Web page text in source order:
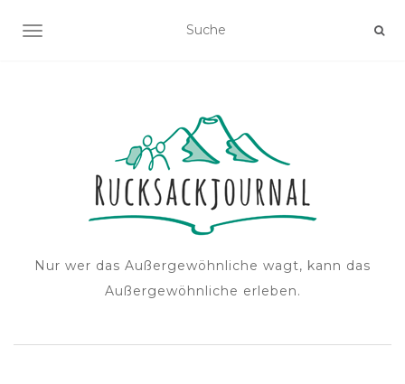
NAVIGATION EIN-/AUSSCHALTEN
Nur wer das Außergewöhnliche wagt, kann das
Außergewöhnliche erleben.